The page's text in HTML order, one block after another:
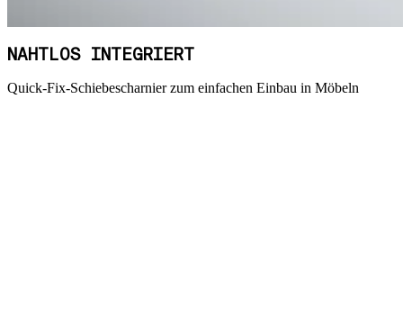
NAHTLOS INTEGRIERT
Quick-Fix-Schiebescharnier zum einfachen Einbau in Möbeln